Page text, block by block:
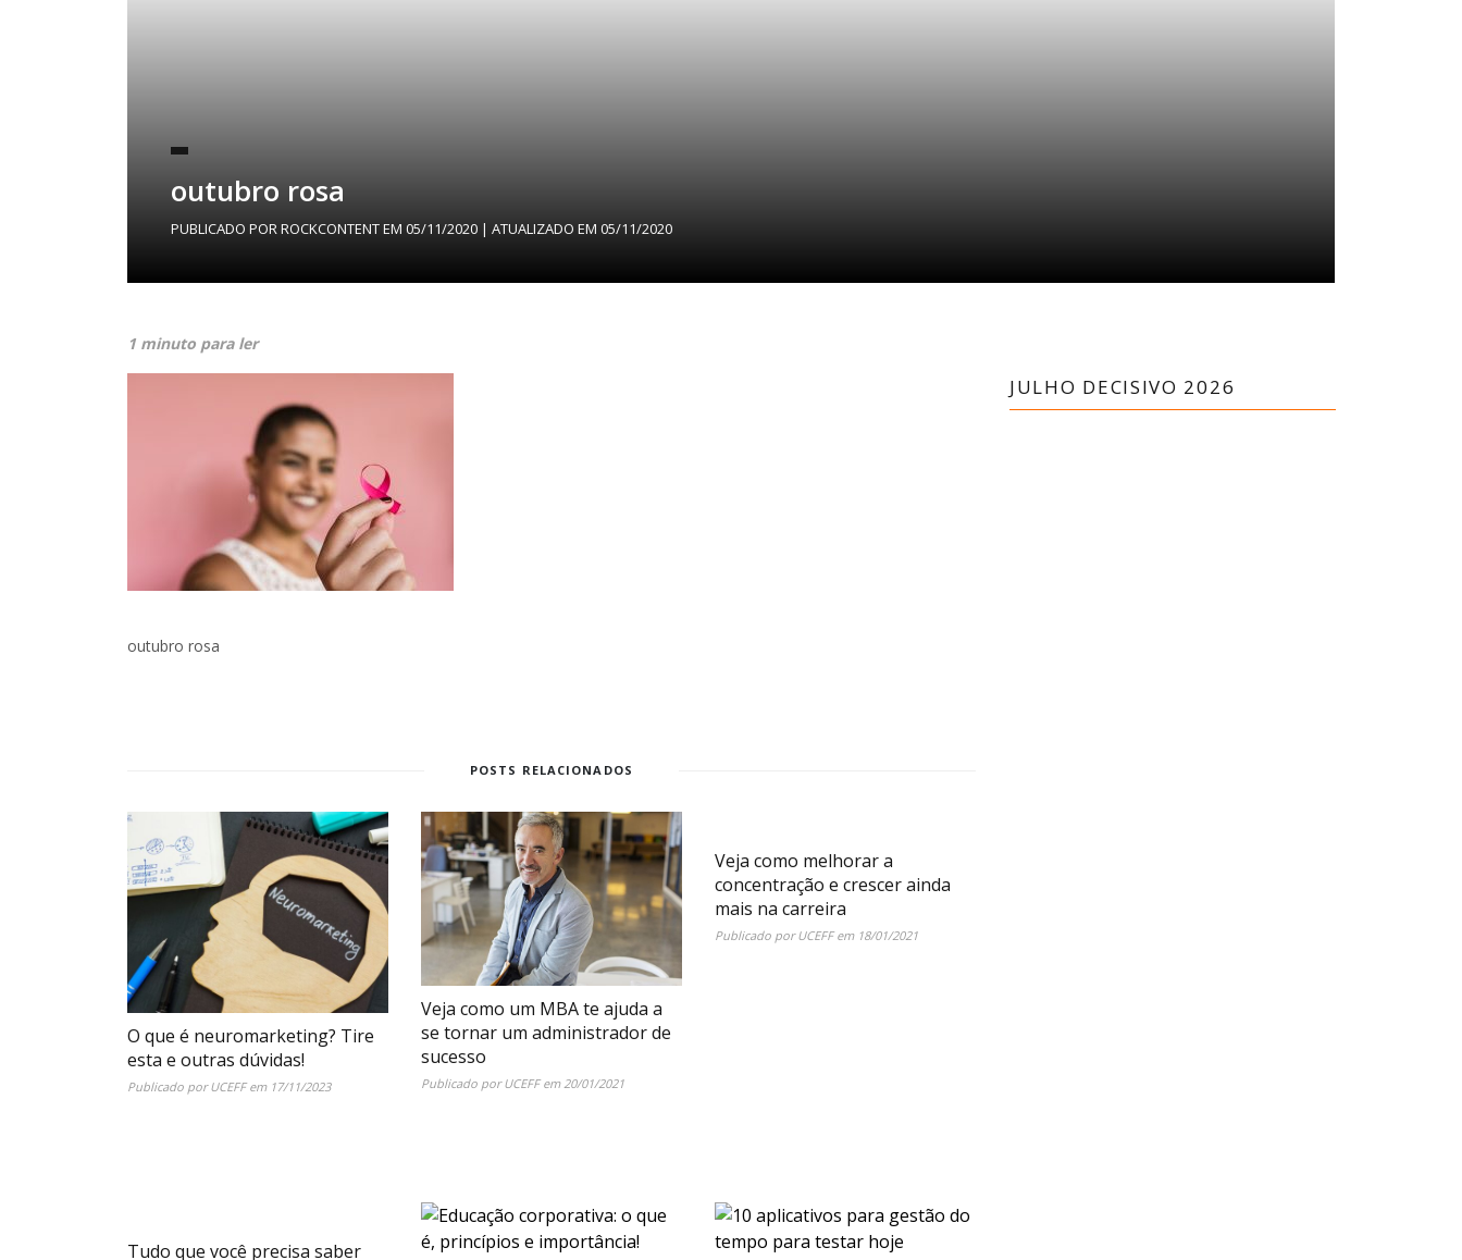
outubro rosa
PUBLICADO PORROCKCONTENTEM 05/11/2020 | ATUALIZADO EM 05/11/2020
1 minuto para ler
outubro rosa
POSTS RELACIONADOS
O que é neuromarketing? Tire
esta e outras dúvidas!
Publicado porUCEFFem 17/11/2023
Veja como um MBA te ajuda a
se tornar um administrador de
sucesso
Publicado porUCEFFem 20/01/2021
Veja como melhorar a
concentração e crescer ainda
mais na carreira
Publicado porUCEFFem 18/01/2021
Tudo que você precisa saber
JULHO DECISIVO 2026